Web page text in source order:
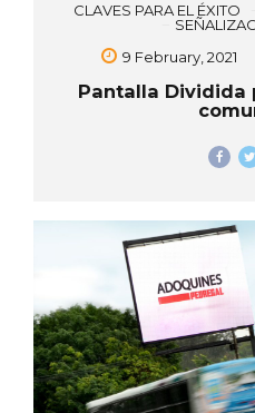
CLAVES PARA EL ÉXITO
9 February, 2021
Pantalla Dividida